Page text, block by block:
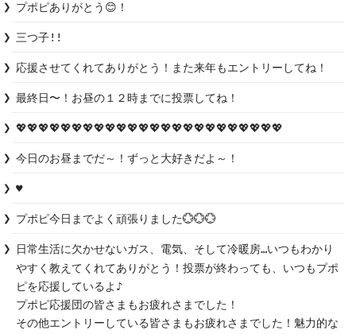
プポピありがとう😊！
三つ子!!
応援させてくれてありがとう！また来年もエントリーしてね！
最終日〜！お昼の１２時までに投票してね！
💖💖💖💖💖💖💖💖💖💖💖💖💖💖💖💖💖💖💖💖💖💖💖💖
今日のお昼までだ～！ずっと大好きだよ～！
♥︎
プポピ今日までよく頑張りました💮💮💮
日常生活に欠かせないガス、電気、そして冷暖房…いつもわかり
やすく教えてくれてありがとう！投票が終わっても、いつもプポ
ピを応援しているよ♪
プポピ応援団の皆さまもお疲れさまでした！
その他エントリーしている皆さまもお疲れさまでした！魅力的な